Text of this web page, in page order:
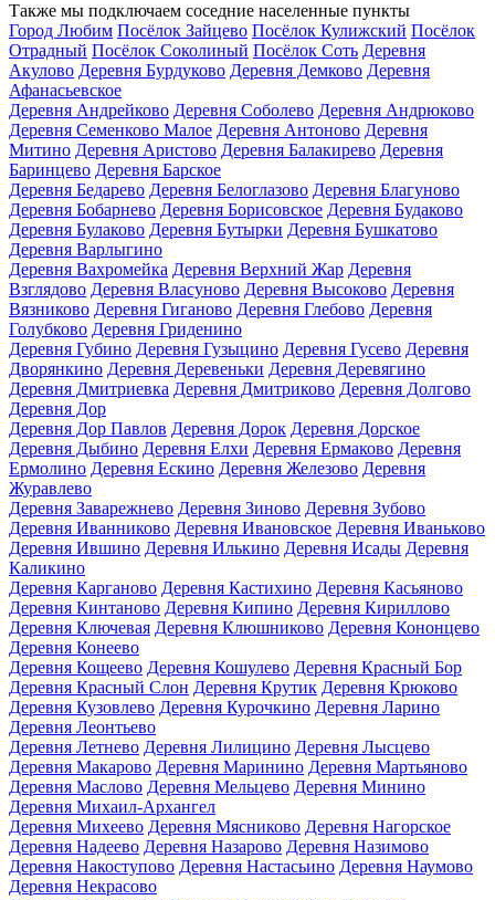
Также мы подключаем соседние населенные пункты
Город Любим Посёлок Зайцево Посёлок Кулижский Посёлок
Отрадный Посёлок Соколиный Посёлок Соть Деревня
Акулово Деревня Бурдуково Деревня Демково Деревня
Афанасьевское
Деревня Андрейково Деревня Соболево Деревня Андрюково
Деревня Семенково Малое Деревня Антоново Деревня
Митино Деревня Аристово Деревня Балакирево Деревня
Баринцево Деревня Барское
Деревня Бедарево Деревня Белоглазово Деревня Благуново
Деревня Бобарнево Деревня Борисовское Деревня Будаково
Деревня Булаково Деревня Бутырки Деревня Бушкатово
Деревня Варлыгино
Деревня Вахромейка Деревня Верхний Жар Деревня
Взглядово Деревня Власуново Деревня Высоково Деревня
Вязниково Деревня Гиганово Деревня Глебово Деревня
Голубково Деревня Гриденино
Деревня Губино Деревня Гузыцино Деревня Гусево Деревня
Дворянкино Деревня Деревеньки Деревня Деревягино
Деревня Дмитриевка Деревня Дмитриково Деревня Долгово
Деревня Дор
Деревня Дор Павлов Деревня Дорок Деревня Дорское
Деревня Дыбино Деревня Елхи Деревня Ермаково Деревня
Ермолино Деревня Ескино Деревня Железово Деревня
Журавлево
Деревня Заварежнево Деревня Зиново Деревня Зубово
Деревня Иванниково Деревня Ивановское Деревня Иваньково
Деревня Ившино Деревня Илькино Деревня Исады Деревня
Каликино
Деревня Карганово Деревня Кастихино Деревня Касьяново
Деревня Кинтаново Деревня Кипино Деревня Кириллово
Деревня Ключевая Деревня Клюшниково Деревня Кононцево
Деревня Конеево
Деревня Кощеево Деревня Кошулево Деревня Красный Бор
Деревня Красный Слон Деревня Крутик Деревня Крюково
Деревня Кузовлево Деревня Курочкино Деревня Ларино
Деревня Леонтьево
Деревня Летнево Деревня Лилицино Деревня Лысцево
Деревня Макарово Деревня Маринино Деревня Мартьяново
Деревня Маслово Деревня Мельцево Деревня Минино
Деревня Михаил-Архангел
Деревня Михеево Деревня Мясниково Деревня Нагорское
Деревня Надеево Деревня Назарово Деревня Назимово
Деревня Накоступово Деревня Настасьино Деревня Наумово
Деревня Некрасово